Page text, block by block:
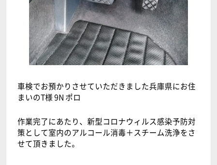
車検でお預かりさせていただきました兵庫県にお住
まいのT様 9N ポロ
作業完了にあたり、新型コロナウィルス感染予防対
策として室内のアルコール消毒＋スチーム洗浄をさ
せて頂きました。